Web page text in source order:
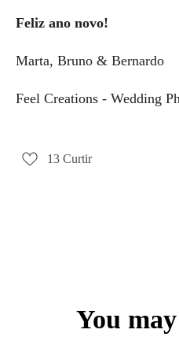
Feliz ano novo!
Marta, Bruno & Bernardo
Feel Creations - Wedding
13 Curtir
You